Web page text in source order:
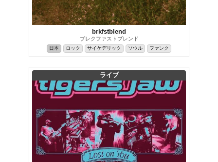
brkfstblend
ブレクファストブレンド
日本 ロック サイケデリック ソウル ファンク
ライブ